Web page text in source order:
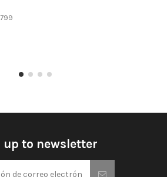
up to newsletter